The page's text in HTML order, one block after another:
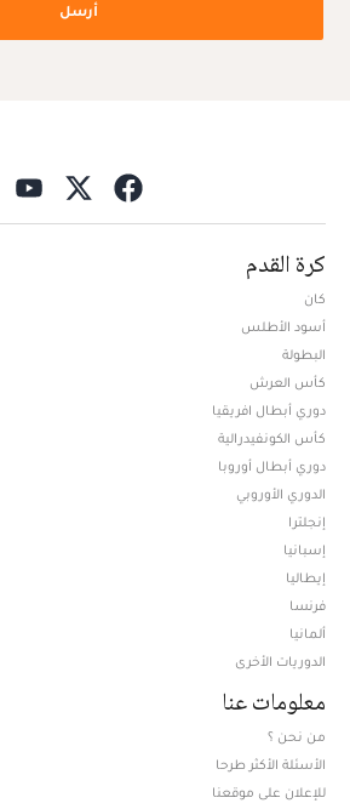
أرسل
كرة القدم
كان
أسود الأطلس
البطولة
كأس العرش
دوري أبطال افريقيا
كأس الكونفيدرالية
دوري أبطال أوروبا
الدوري الأوروبي
إنجلترا
إسبانيا
إيطاليا
فرنسا
ألمانيا
الدوريات الأخرى
معلومات عنا
من نحن ؟
الأسئلة الأكثر طرحا
للإعلان على موقعنا